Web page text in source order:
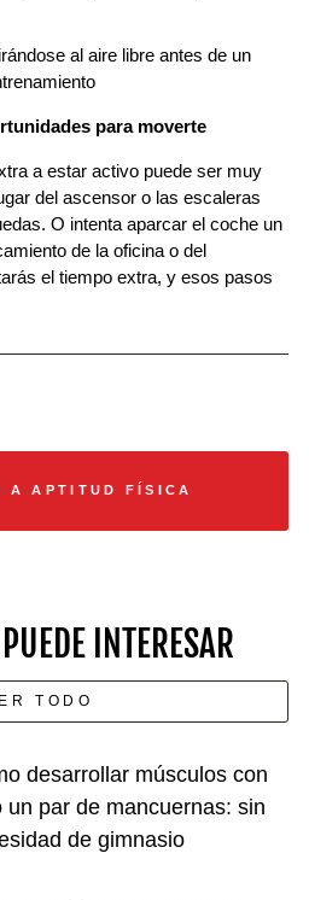
para moverte
a estar activo puede ser muy
del ascensor o las escaleras
O intenta aparcar el coche un
de la oficina o del
el tiempo extra, y esos pasos
A APTITUD FÍSICA
INTERESAR
TODO
desarrollar músculos con
un par de mancuernas: sin
de gimnasio